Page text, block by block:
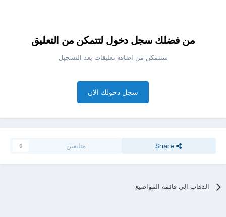
من فضلك سجل دخول لتتمكن من التعليق
ستتمكن من اضافه تعليقات بعد التسجيل
سجل دخولك الان
Share متابعين 0
الذهاب الي قائمه المواضيع